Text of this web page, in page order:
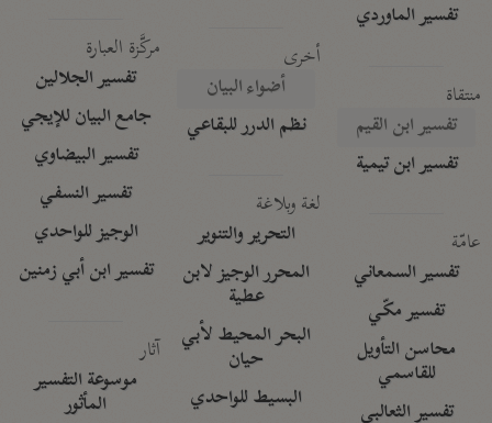
تفسير الماوردي
منتقاة
تفسير ابن القيم
تفسير ابن تيمية
عامّة
تفسير السمعاني
تفسير مكّي
محاسن التأويل
للقاسمي
تفسير الثعالبي
أخرى
أضواء البيان
نظم الدرر للبقاعي
لغة وبلاغة
التحرير والتنوير
المحرر الوجيز لابن
عطية
البحر المحيط لأبي
حيان
البسيط للواحدي
مركَّزة العبارة
تفسير الجلالين
جامع البيان للإيجي
تفسير البيضاوي
تفسير النسفي
الوجيز للواحدي
تفسير ابن أبي زمنين
آثار
موسوعة التفسير
المأثور